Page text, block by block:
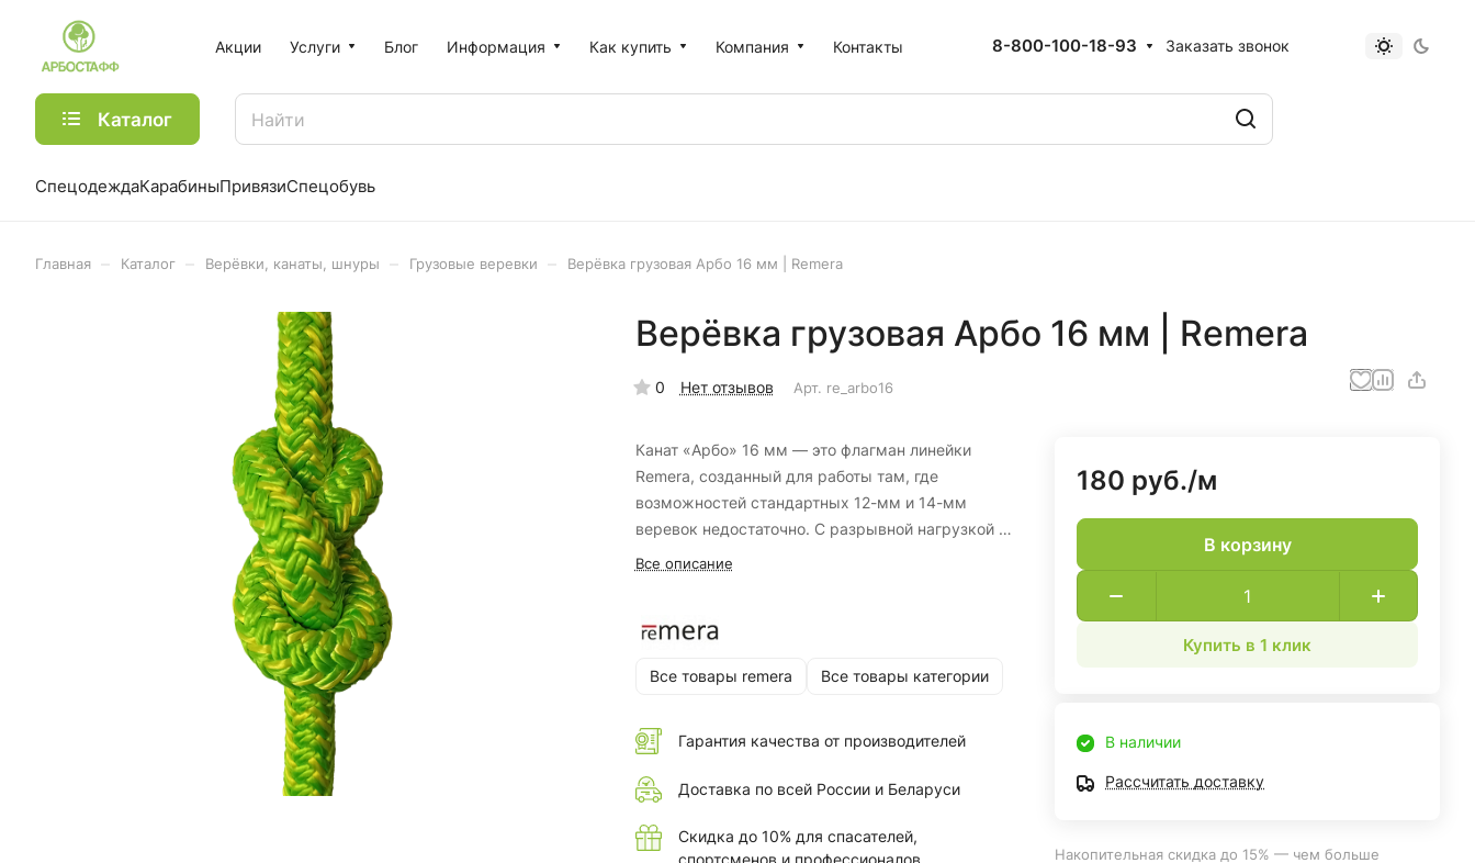
Акции Услуги Блог Информация Как купить Компания Контакты 8-800-100-18-93 Заказать звонок
Каталог
СпецодеждаКарабиныПривязиСпецобувь
Главная Каталог Верёвки, канаты, шнуры Грузовые веревки Верёвка грузовая Арбо 16 мм | Remera
Верёвка грузовая Арбо 16 мм | Remera
0 Нет отзывов Арт. re_arbo16
Канат «Арбо» 16 мм — это флагман линейки
Remera, созданный для работы там, где
возможностей стандартных 12-мм и 14-мм
веревок недостаточно. С разрывной нагрузкой в
5.5 тонн этот канат становится основным
Несмотря на внушительный диаметр, он
Все описание
Все товары remera Все товары категории
Гарантия качества от производителей
Доставка по всей России и Беларуси
Скидка до 10% для спасателей,
спортсменов и профессионалов
180 руб./м
В корзину
Купить в 1 клик
В наличии
Рассчитать доставку
Накопительная скидка до 15% — чем больше